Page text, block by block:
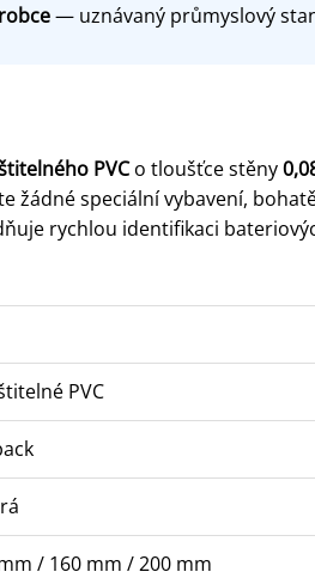
— uznávaný průmyslový
PVCo tloušťce stěny
žádné speciální vybavení,
rychlou identifikaci
PVC
/ 160 mm / 200 mm